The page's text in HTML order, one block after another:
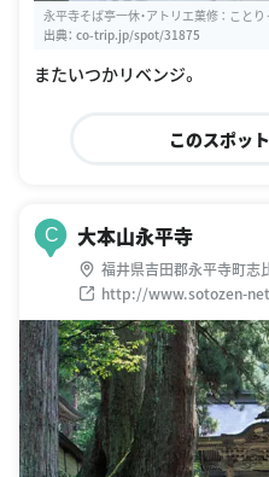
永平寺そば亭一休・アトリエ菓修 ： こと
出典： co-trip.jp/spot/31875
またいつかリベンジ。
このスポッ
C 大本山永平寺
福井県吉田郡永平寺町志
http://www.sotozen-